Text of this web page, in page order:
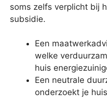
soms zelfs verplicht bij
subsidie.
Een
welke
huis
Een neutrale
onderzoekt je